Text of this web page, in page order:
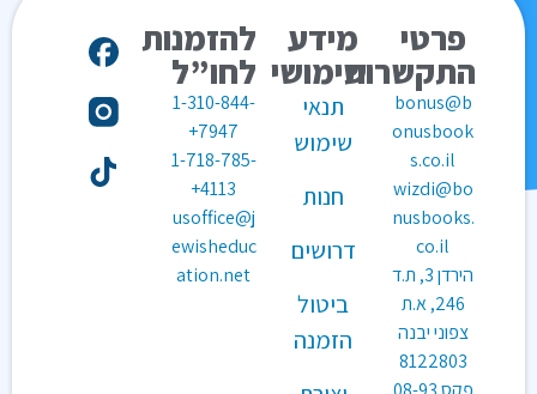
פרטי
התקשרות
bonus@b
onusbook
s.co.il
wizdi@bo
nusbooks.
co.il
הירדן 3, ת.ד
246, א.ת
צפוני יבנה
8122803
מידע
שימושי
תנאי
שימוש
חנות
דרושים
ביטול
הזמנה
להזמנות
לחו”ל
1-310-844-
7947+
1-718-785-
4113+
usoffice@j
ewisheduc
ation.net